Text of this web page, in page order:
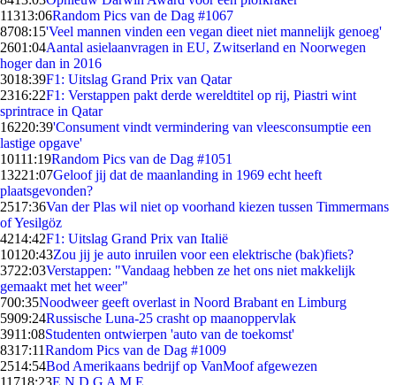
11313:06Random Pics van de Dag #1067
8708:15'Veel mannen vinden een vegan dieet niet mannelijk genoeg'
2601:04Aantal asielaanvragen in EU, Zwitserland en Noorwegen
hoger dan in 2016
3018:39F1: Uitslag Grand Prix van Qatar
2316:22F1: Verstappen pakt derde wereldtitel op rij, Piastri wint
sprintrace in Qatar
16220:39'Consument vindt vermindering van vleesconsumptie een
lastige opgave'
10111:19Random Pics van de Dag #1051
13221:07Geloof jij dat de maanlanding in 1969 echt heeft
plaatsgevonden?
2517:36Van der Plas wil niet op voorhand kiezen tussen Timmermans
of Yesilgöz
4214:42F1: Uitslag Grand Prix van Italië
101 20:43Zou jij je auto inruilen voor een elektrische (bak)fiets?
3722:03Verstappen: "Vandaag hebben ze het ons niet makkelijk
gemaakt met het weer"
700:35Noodweer geeft overlast in Noord Brabant en Limburg
5909:24Russische Luna-25 crasht op maanoppervlak
3911:08Studenten ontwierpen 'auto van de toekomst'
8317:11Random Pics van de Dag #1009
2514:54Bod Amerikaans bedrijf op VanMoof afgewezen
11718:23E N D G A M E